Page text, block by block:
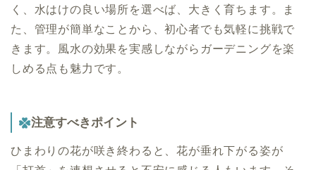
く、水はけの良い場所を選べば、大きく育ちます。ま
た、管理が簡単なことから、初心者でも気軽に挑戦で
きます。風水の効果を実感しながらガーデニングを楽
しめる点も魅力です。
注意すべきポイント
ひまわりの花が咲き終わると、花が垂れ下がる姿が